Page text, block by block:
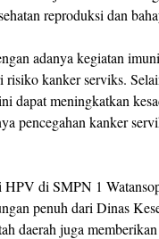
reproduksi dan
adanya kegiatan
risiko kanker serviks.
dapat meningkatkan
pencegahan kanker
HPV di SMPN 1
penuh dari Dinas
daerah juga